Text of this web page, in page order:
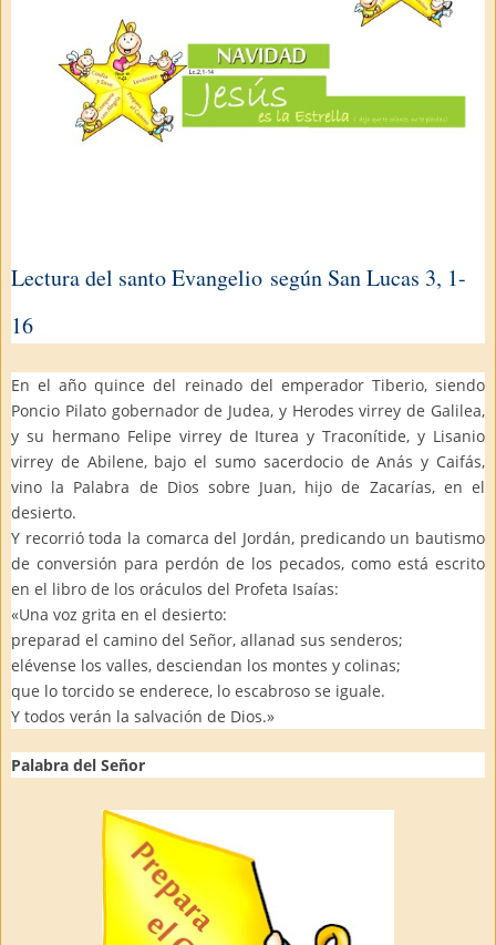
Lectura del santo Evangelio según San Lucas 3, 1-
16
En el año quince del reinado del emperador Tiberio, siendo
Poncio Pilato gobernador de Judea, y Herodes virrey de Galilea,
y su hermano Felipe virrey de Iturea y Traconítide, y Lisanio
virrey de Abilene, bajo el sumo sacerdocio de Anás y Caifás,
vino la Palabra de Dios sobre Juan, hijo de Zacarías, en el
desierto.
Y recorrió toda la comarca del Jordán, predicando un bautismo
de conversión para perdón de los pecados, como está escrito
en el libro de los oráculos del Profeta Isaías:
«Una voz grita en el desierto:
preparad el camino del Señor, allanad sus senderos;
elévense los valles, desciendan los montes y colinas;
que lo torcido se enderece, lo escabroso se iguale.
Y todos verán la salvación de Dios.»
Palabra del Señor